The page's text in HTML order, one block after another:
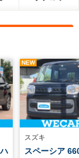
NEW
スズキ
スペーシア